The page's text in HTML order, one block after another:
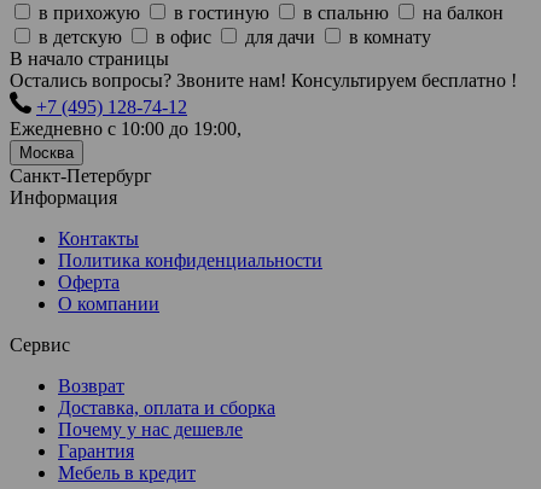
в прихожую
в гостиную в спальню
на балкон
в детскую
в офис для дачи
в комнату
В начало страницы
Остались вопросы? Звоните нам! Консультируем бесплатно !
+7 (495) 128-74-12
Ежедневно с 10:00 до 19:00,
Москва
Санкт-Петербург
Информация
Контакты
Политика конфиденциальности
Оферта
О компании
Сервис
Возврат
Доставка, оплата и сборка
Почему у нас дешевле
Гарантия
Мебель в кредит